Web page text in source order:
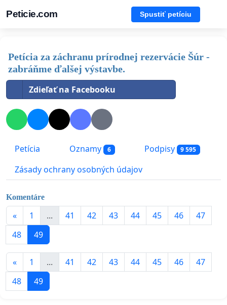
Peticie.com Spustiť petíciu
Petícia za záchranu prírodnej rezervácie Šúr -
zabráňme ďalšej výstavbe.
Zdieľať na Facebooku
Petícia Oznamy 6 Podpisy 9 595
Zásady ochrany osobných údajov
Komentáre
« 1 ... 41 42 43 44 45 46
47
48
49
« 1 ... 41 42 43 44 45 46
47
48
49